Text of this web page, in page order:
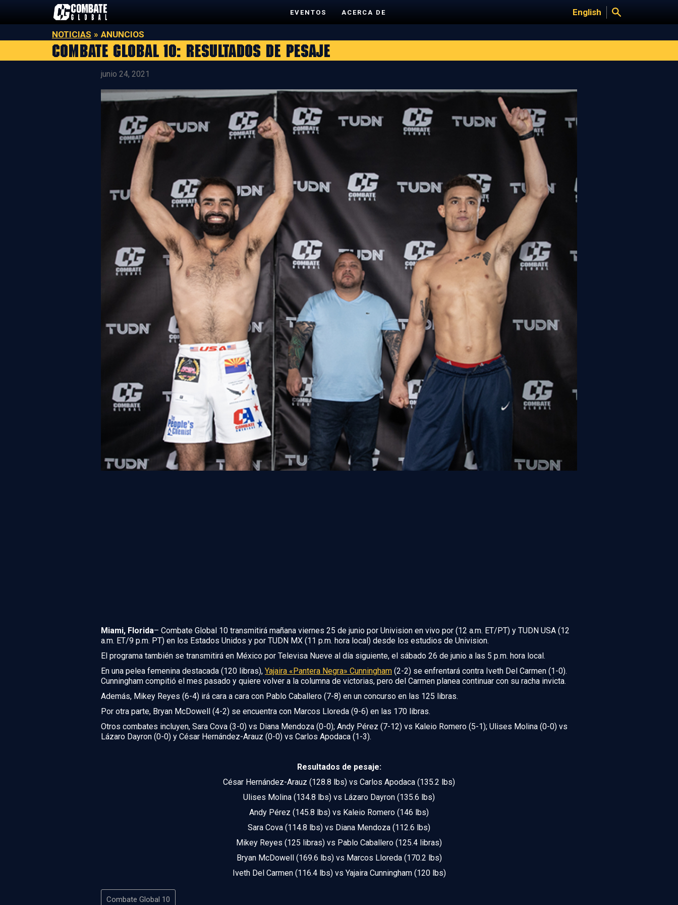
EVENTOS ACERCA DE English
NOTICIAS » ANUNCIOS
Combate Global 10: Resultados de Pesaje
junio 24, 2021
Miami, Florida– Combate Global 10 transmitirá mañana viernes 25 de junio por Univision en vivo por (12 a.m. ET/PT) y TUDN USA (12
a.m. ET/9 p.m. PT) en los Estados Unidos y por TUDN MX (11 p.m. hora local) desde los estudios de Univision.
El programa también se transmitirá en México por Televisa Nueve al día siguiente, el sábado 26 de junio a las 5 p.m. hora local.
En una pelea femenina destacada (120 libras), Yajaira «Pantera Negra» Cunningham (2-2) se enfrentará contra Iveth Del Carmen (1-0).
Cunningham compitió el mes pasado y quiere volver a la columna de victorias, pero del Carmen planea continuar con su racha invicta.
Además, Mikey Reyes (6-4) irá cara a cara con Pablo Caballero (7-8) en un concurso en las 125 libras.
Por otra parte, Bryan McDowell (4-2) se encuentra con Marcos Lloreda (9-6) en las 170 libras.
Otros combates incluyen, Sara Cova (3-0) vs Diana Mendoza (0-0); Andy Pérez (7-12) vs Kaleio Romero (5-1); Ulises Molina (0-0) vs
Lázaro Dayron (0-0) y César Hernández-Arauz (0-0) vs Carlos Apodaca (1-3).
Resultados de pesaje:
César Hernández-Arauz (128.8 lbs) vs Carlos Apodaca (135.2 lbs)
Ulises Molina (134.8 lbs) vs Lázaro Dayron (135.6 lbs)
Andy Pérez (145.8 lbs) vs Kaleio Romero (146 lbs)
Sara Cova (114.8 lbs) vs Diana Mendoza (112.6 lbs)
Mikey Reyes (125 libras) vs Pablo Caballero (125.4 libras)
Bryan McDowell (169.6 lbs) vs Marcos Lloreda (170.2 lbs)
Iveth Del Carmen (116.4 lbs) vs Yajaira Cunningham (120 lbs)
Combate Global 10